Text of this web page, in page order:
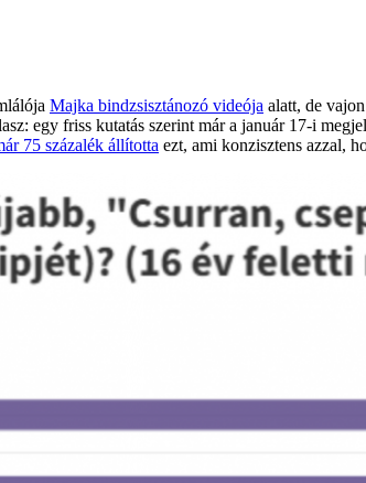
Majka bindzsisztánozó videója alatt, de
egy friss kutatás szerint már a január 17-i
75 százalék állította ezt, ami konzisztens azzal,